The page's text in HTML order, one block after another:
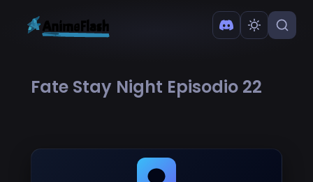
Fate Stay Night Episodio 22